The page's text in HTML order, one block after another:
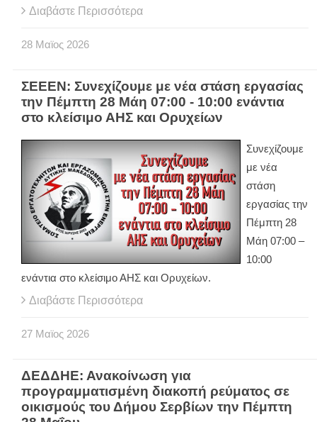
Διαβάστε Περισσότερα
28 Μαϊος 2026
ΣΕΕΕΝ: Συνεχίζουμε με νέα στάση εργασίας
την Πέμπτη 28 Μάη 07:00 - 10:00 ενάντια
στο κλείσιμο ΑΗΣ και Ορυχείων
Συνεχίζουμε
με νέα
στάση
εργασίας την
Πέμπτη 28
Μάη 07:00 –
10:00
ενάντια στο κλείσιμο ΑΗΣ και Ορυχείων.
Διαβάστε Περισσότερα
27 Μαϊος 2026
ΔΕΔΔΗΕ: Ανακοίνωση για
προγραμματισμένη διακοπή ρεύματος σε
οικισμούς του Δήμου Σερβίων την Πέμπτη